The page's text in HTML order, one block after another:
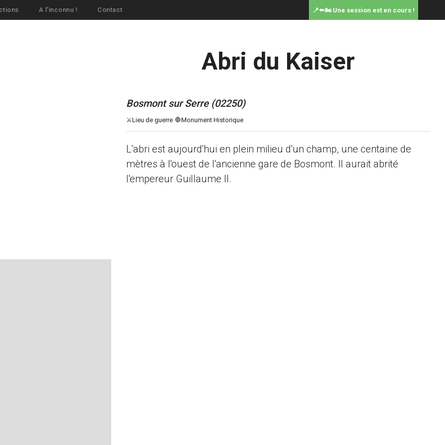
A l'inconnu ! Contact 📍⬅️🏍️ Une session est en cours !
Abri du Kaiser
Bosmont sur Serre (02250)
L'abri est aujourd'hui en plein milieu d'un champ, une centaine de
mètres à l'ouest de l'ancienne gare de Bosmont. Il aurait abrité
l'empereur Guillaume II.